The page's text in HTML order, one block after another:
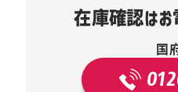
在庫確認はお
国